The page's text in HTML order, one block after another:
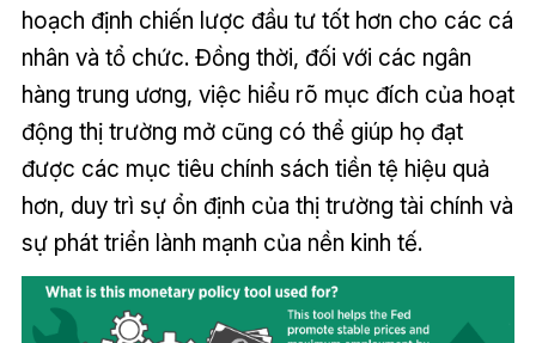
hoạch định chiến lược đầu tư tốt hơn cho các cá
nhân và tổ chức. Đồng thời, đối với các ngân
hàng trung ương, việc hiểu rõ mục đích của hoạt
động thị trường mở cũng có thể giúp họ đạt
được các mục tiêu chính sách tiền tệ hiệu quả
hơn, duy trì sự ổn định của thị trường tài chính và
sự phát triển lành mạnh của nền kinh tế.